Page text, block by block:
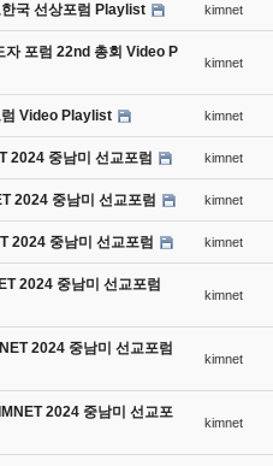
국 선상포럼 Playlist kimnet
자 포럼 22nd 총회 Video P
kimnet
럼 Video Playlist kimnet
2024 중남미 선교포럼 kimnet
2024 중남미 선교포럼 kimnet
2024 중남미 선교포럼 kimnet
2024 중남미 선교포럼
kimnet
2024 중남미 선교포럼
kimnet
2024 중남미 선교포
kimnet